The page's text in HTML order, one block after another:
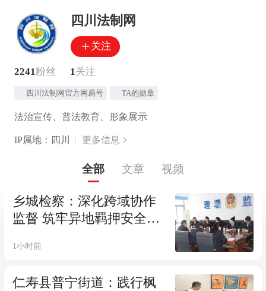
四川法制网
关注
2241粉丝 1 关注
四川法制网官方网易号 TA的勋章
法治宣传、普法教育、形象展示
IP属地：四川 更多信息
全部 文章 视频
乡城检察：深化跨域协作
监督 筑牢异地羁押安全防
1小时前
仁寿县普宁街道：践行枫